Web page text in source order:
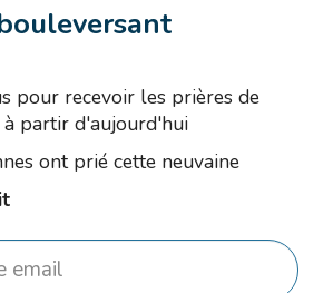
pour recevoir les prières de
à partir d'aujourd'hui
ont prié cette neuvaine